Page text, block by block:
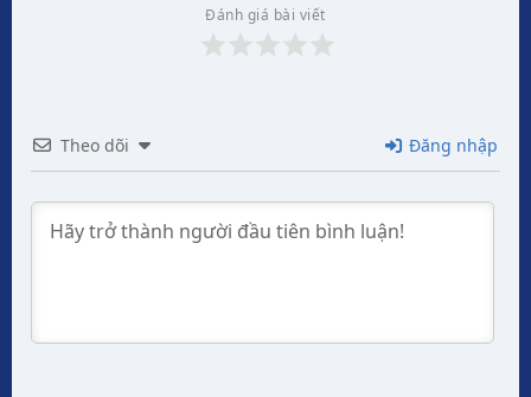
Đánh giá bài viết
Theo dõi Đăng nhập